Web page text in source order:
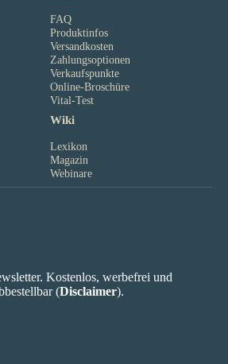
FAQ
Produktinfos
Versandkosten
Zahlungsoptionen
Verkaufspunkte
Online-Broschüre
Vital-Test
Wiki
Lexikon
Magazin
Webinare
Kostenlos, werbefrei und
(Disclaimer).